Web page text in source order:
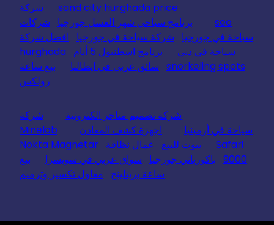
sand city hurghada price
شركة
seo
برنامج سياحي شهر العسل جورجيا
شركات
سياحة في جورجيا
شركة سياحة في جورجيا
افضل شركة
سياحة في دبي
برنامج اسطنبول 5 أيام
hurghada
snorkeling spots سائق عربي في ايطاليا
بيع ساعة
رولكس
شركة تصميم متاجر الكترونية
شركة
سياحة في أرمينيا
اجهزة كشف المعادن
Minelab
Safari
بيوت للبيع عمال نظافة Nokta Magnetar
9000 باكورياني جورجيا سواق عربي في سويسرا
بيع
ساعة بريتلينج
مقاول تكسير وترميم